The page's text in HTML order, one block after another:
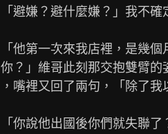
「避嫌？避什麼嫌？」我不
「他第一次來我店裡，是幾
你？」維哥此刻那交抱雙臂
，嘴裡又回了兩句，「除了
「你說他出國後你們就失聯